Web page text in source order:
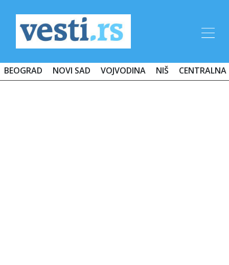
BEOGRAD NOVI SAD VOJVODINA NIŠ CENTRALNA